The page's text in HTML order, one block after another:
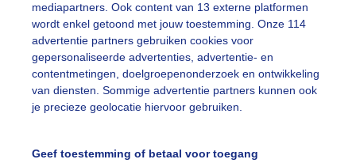
mediapartners. Ook content van 13 externe platformen
wordt enkel getoond met jouw toestemming. Onze 114
advertentie partners gebruiken cookies voor
gepersonaliseerde advertenties, advertentie- en
contentmetingen, doelgroepenonderzoek en ontwikkeling
van diensten. Sommige advertentie partners kunnen ook
je precieze geolocatie hiervoor gebruiken.
Geef toestemming of betaal voor toegang
zon en blauwe lucht,narcissen geven een echt lente